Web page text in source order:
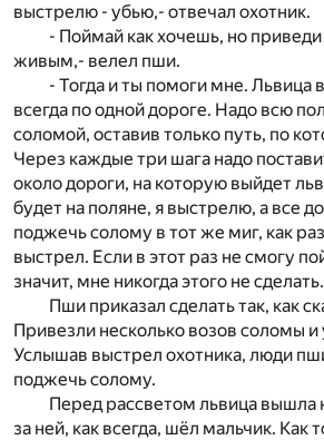
выстрелю - убью,- отвечал охотник.
- Поймай как хочешь, но
живым,- велел пши.
- Тогда и ты помоги мне. Львица
всегда по одной дороге. Надо всю
соломой, оставив только путь, по
Через каждые три шага надо
около дороги, на которую выйдет
будет на поляне, я выстрелю, а все
поджечь солому в тот же миг, как
выстрел. Если в этот раз не смогу
значит, мне никогда этого не сделать.
Пши приказал сделать так, как
Привезли несколько возов соломы и
Услышав выстрел охотника, люди
поджечь солому.
Перед рассветом львица вышла
за ней, как всегда, шёл мальчик. Как